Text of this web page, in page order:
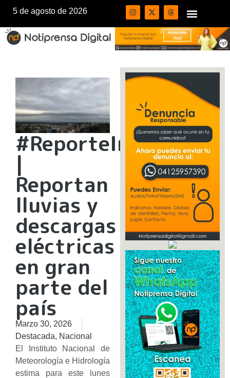
5 de agosto de 2026
#ReporteInameh
|
Reportan
lluvias y
descargas
eléctricas
en gran
parte del
país
Marzo 30, 2026
Destacada, Nacional
El Instituto Nacional de
Meteorología e Hidrología
estima para este lunes